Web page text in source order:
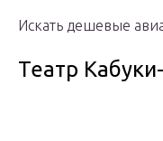
Искать дешевые
Театр